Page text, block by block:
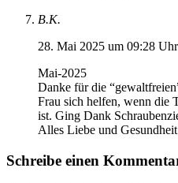
B.K.
28. Mai 2025 um 09:28 Uhr
Mai-2025
Danke für die
Frau sich helfen, wenn die
ist. Ging Dank
Alles Liebe und
Schreibe einen